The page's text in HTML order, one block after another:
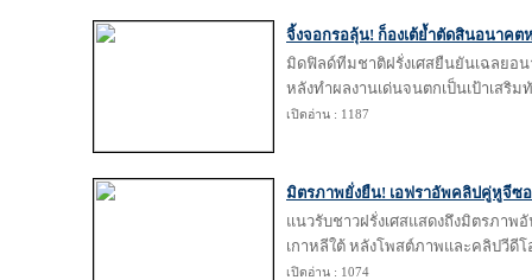
จิ้งจอกรอลุ้น! ก็องเต้ย้ำตัดสินอนาคต
มิดฟิลด์ทีมชาติฝรั่งเศสยืนยันเฉลยอ
หลังทำผลงานเด่นจนตกเป็นเป้าเสริม
เปิดอ่าน : 1187
มิตรภาพยั่งยืน! เอฟราอัพคลิปคู่หูจีซอ
แนวรับชาวฝรั่งเศสแสดงถึงมิตรภาพ
เกาหลีใต้ หลังโพสต์ภาพและคลิปวีดี
เปิดอ่าน : 1074